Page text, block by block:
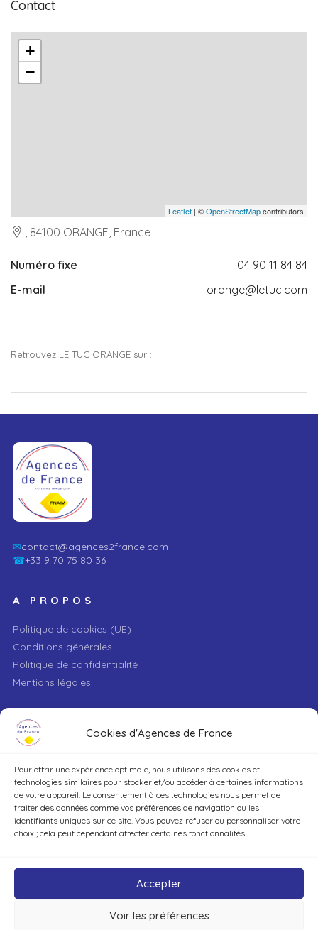
Cookies d'Agences de France
Pour offrir une expérience optimale, nous utilisons des cookies et
technologies similaires pour stocker et/ou accéder à certaines informations
de votre appareil. Le consentement à ces technologies nous permet de
traiter des données comme vos préférences de navigation ou les
identifiants uniques sur ce site. Vous pouvez refuser ou personnaliser votre
choix ; cela peut cependant affecter certaines fonctionnalités.
Accepter
Voir les préférences
Contact
+
−
Leaflet | ©OpenStreetMapcontributors
, 84100 ORANGE, France
Numéro fixe
04 90 11 84 84
E-mail
orange@letuc.com
Retrouvez LE TUC ORANGE sur :
✉contact@agences2france.com
☎+33 9 70 75 80 36
A PROPOS
Politique de cookies (UE)
Conditions générales
Politique de confidentialité
Mentions légales
VILLE
TYPE DE BIEN
DÉCOUVRIR